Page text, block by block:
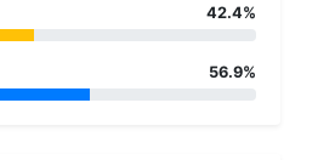
42.4%
56.9%